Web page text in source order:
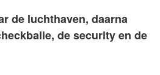
de luchthaven, daarna
de security en de